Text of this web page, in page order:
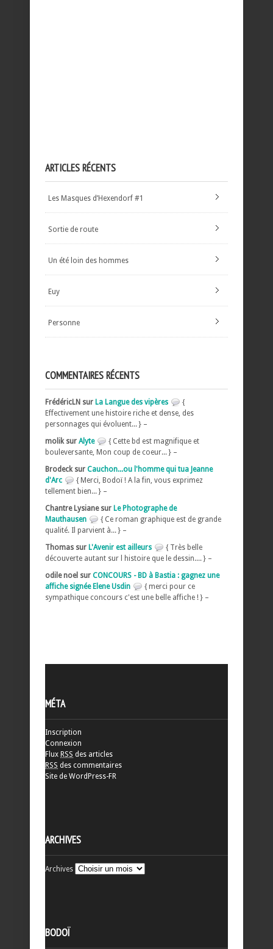
ARTICLES RÉCENTS
Les Masques d’Hexendorf #1
Sortie de route
Un été loin des hommes
Euy
Personne
COMMENTAIRES RÉCENTS
FrédéricLN sur La Langue des vipères
{
Effectivement une histoire riche et dense, des
personnages qui évoluent... } –
molik sur Alyte
{ Cette bd est magnifique et
bouleversante, Mon coup de coeur... } –
Brodeck sur Cauchon...ou l'homme qui tua Jeanne
d'Arc
{ Merci, Bodoï ! A la fin, vous exprimez
tellement bien... } –
Chantre Lysiane sur Le Photographe de
Mauthausen
{ Ce roman graphique est de grande
qualité. Il parvient à... } –
Thomas sur L'Avenir est ailleurs
{ Très belle
découverte autant sur l histoire que le dessin.... } –
odile noel sur CONCOURS - BD à Bastia : gagnez une
affiche signée Elene Usdin
{ merci pour ce
sympathique concours c'est une belle affiche ! } –
MÉTA
Inscription
Connexion
Flux RSS des articles
RSS des commentaires
Site de WordPress-FR
ARCHIVES
Archives
BODOÏ